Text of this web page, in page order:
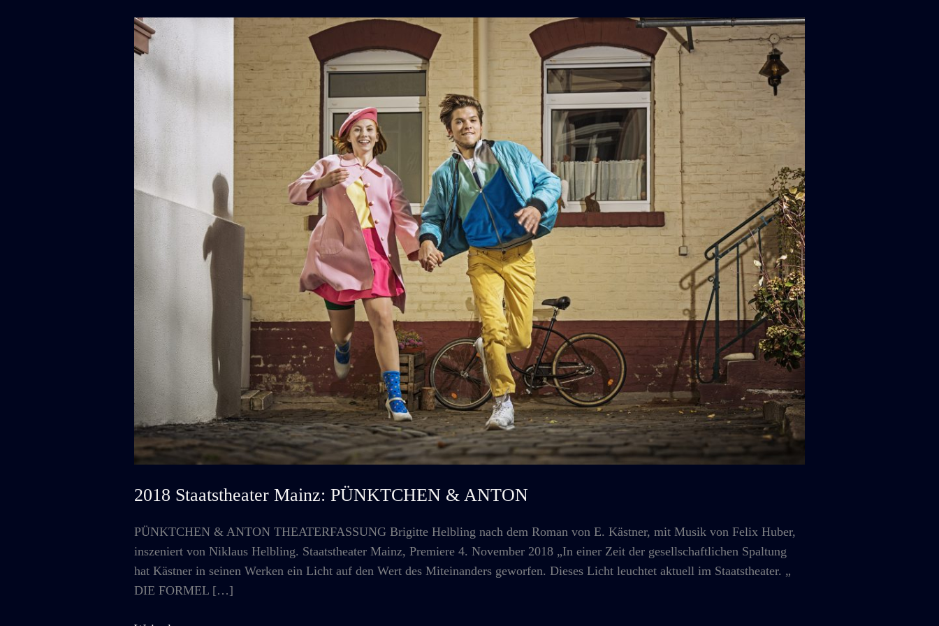
2018 Staatstheater Mainz: PÜNKTCHEN & ANTON
PÜNKTCHEN & ANTON THEATERFASSUNG Brigitte Helbling nach dem Roman von E. Kästner, mit Musik von Felix Huber,
inszeniert von Niklaus Helbling. Staatstheater Mainz, Premiere 4. November 2018 „In einer Zeit der gesellschaftlichen Spaltung
hat Kästner in seinen Werken ein Licht auf den Wert des Miteinanders geworfen. Dieses Licht leuchtet aktuell im Staatstheater. „
DIE FORMEL […]